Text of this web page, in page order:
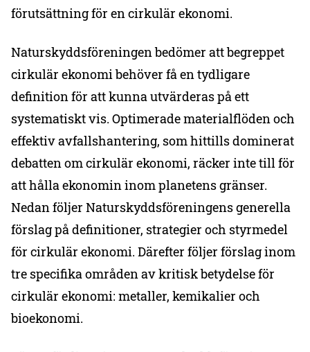
förutsättning för en cirkulär ekonomi.
Naturskyddsföreningen bedömer att begreppet
cirkulär ekonomi behöver få en tydligare
definition för att kunna utvärderas på ett
systematiskt vis. Optimerade materialflöden och
effektiv avfallshantering, som hittills dominerat
debatten om cirkulär ekonomi, räcker inte till för
att hålla ekonomin inom planetens gränser.
Nedan följer Naturskyddsföreningens generella
förslag på definitioner, strategier och styrmedel
för cirkulär ekonomi. Därefter följer förslag inom
tre specifika områden av kritisk betydelse för
cirkulär ekonomi: metaller, kemikalier och
bioekonomi.